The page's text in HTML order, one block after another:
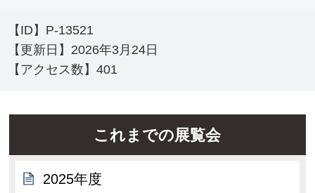
【ID】 P-13521
【更新日】 2026年3月24日
【アクセス数】401
これまでの展覧会
2025年度